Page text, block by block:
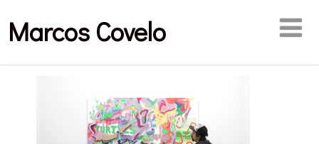
Marcos Covelo